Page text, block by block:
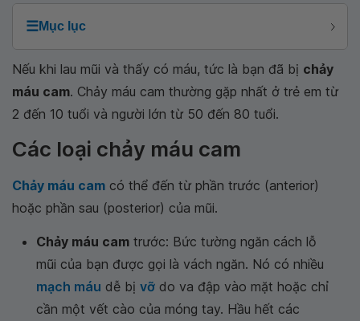
☰Mục lục
Nếu khi lau mũi và thấy có máu, tức là bạn đã bị chảy
máu cam. Chảy máu cam thường gặp nhất ở trẻ em từ
2 đến 10 tuổi và người lớn từ 50 đến 80 tuổi.
Các loại chảy máu cam
Chảy máu cam có thể đến từ phần trước (anterior)
hoặc phần sau (posterior) của mũi.
Chảy máu cam trước: Bức tường ngăn cách lỗ
mũi của bạn được gọi là vách ngăn. Nó có nhiều
mạch máu dễ bị vỡ do va đập vào mặt hoặc chỉ
cần một vết cào của móng tay. Hầu hết các